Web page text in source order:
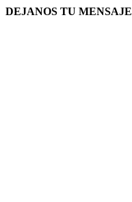
DEJANOS TU MENSAJE